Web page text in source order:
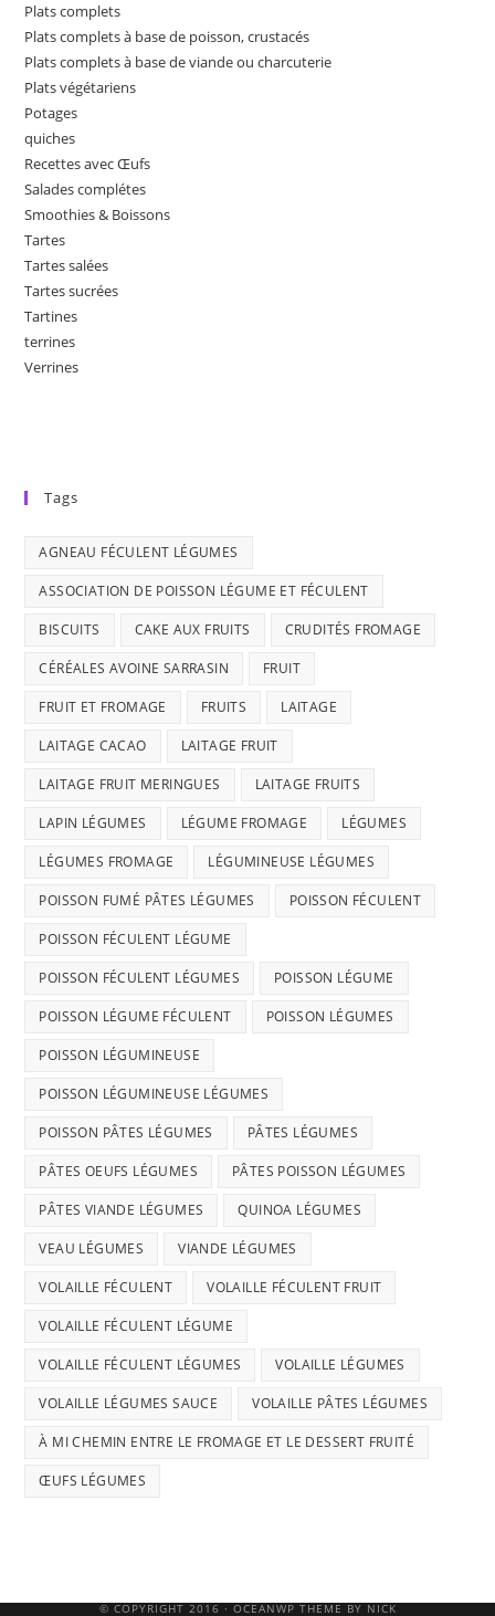
Plats complets
Plats complets à base de poisson, crustacés
Plats complets à base de viande ou charcuterie
Plats végétariens
Potages
quiches
Recettes avec Œufs
Salades complétes
Smoothies & Boissons
Tartes
Tartes salées
Tartes sucrées
Tartines
terrines
Verrines
Tags
AGNEAU FÉCULENT LÉGUMES
ASSOCIATION DE POISSON LÉGUME ET FÉCULENT
BISCUITS CAKE AUX FRUITS CRUDITÉS FROMAGE
CÉRÉALES AVOINE SARRASIN FRUIT
FRUIT ET FROMAGE FRUITS LAITAGE
LAITAGE CACAO LAITAGE FRUIT
LAITAGE FRUIT MERINGUES LAITAGE FRUITS
LAPIN LÉGUMES LÉGUME FROMAGE LÉGUMES
LÉGUMES FROMAGE LÉGUMINEUSE LÉGUMES
POISSON FUMÉ PÂTES LÉGUMES POISSON FÉCULENT
POISSON FÉCULENT LÉGUME
POISSON FÉCULENT LÉGUMES POISSON LÉGUME
POISSON LÉGUME FÉCULENT POISSON LÉGUMES
POISSON LÉGUMINEUSE
POISSON LÉGUMINEUSE LÉGUMES
POISSON PÂTES LÉGUMES PÂTES LÉGUMES
PÂTES OEUFS LÉGUMES PÂTES POISSON LÉGUMES
PÂTES VIANDE LÉGUMES QUINOA LÉGUMES
VEAU LÉGUMES VIANDE LÉGUMES
VOLAILLE FÉCULENT VOLAILLE FÉCULENT FRUIT
VOLAILLE FÉCULENT LÉGUME
VOLAILLE FÉCULENT LÉGUMES VOLAILLE LÉGUMES
VOLAILLE LÉGUMES SAUCE VOLAILLE PÂTES LÉGUMES
À MI CHEMIN ENTRE LE FROMAGE ET LE DESSERT FRUITÉ
ŒUFS LÉGUMES
© COPYRIGHT 2016 · OCEANWP THEME BY NICK